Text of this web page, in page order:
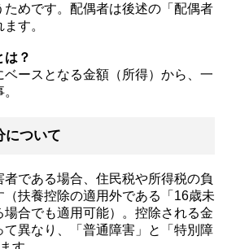
めです。配偶者は後述の「配偶者
す。
は？
ースとなる金額（所得）から、一
について
である場合、住民税や所得税の負
扶養控除の適用外である「16歳未
合でも適用可能）。控除される金
異なり、「普通障害」と「特別障